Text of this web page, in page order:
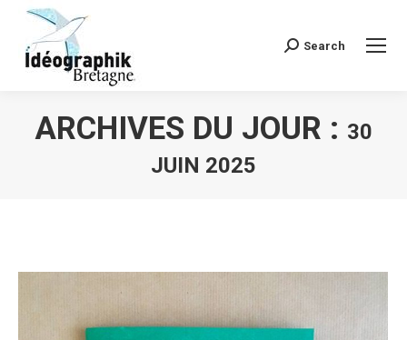
Recherche
Search
ARCHIVES DU JOUR : 30
JUIN 2025